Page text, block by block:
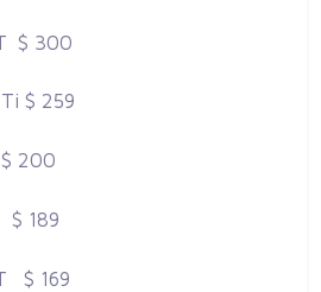
$ 300
$ 259
200
$ 189
$ 169